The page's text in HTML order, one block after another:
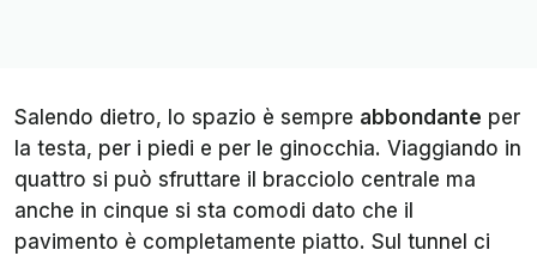
Salendo dietro, lo spazio è sempre abbondante per
la testa, per i piedi e per le ginocchia. Viaggiando in
quattro si può sfruttare il bracciolo centrale ma
anche in cinque si sta comodi dato che il
pavimento è completamente piatto. Sul tunnel ci